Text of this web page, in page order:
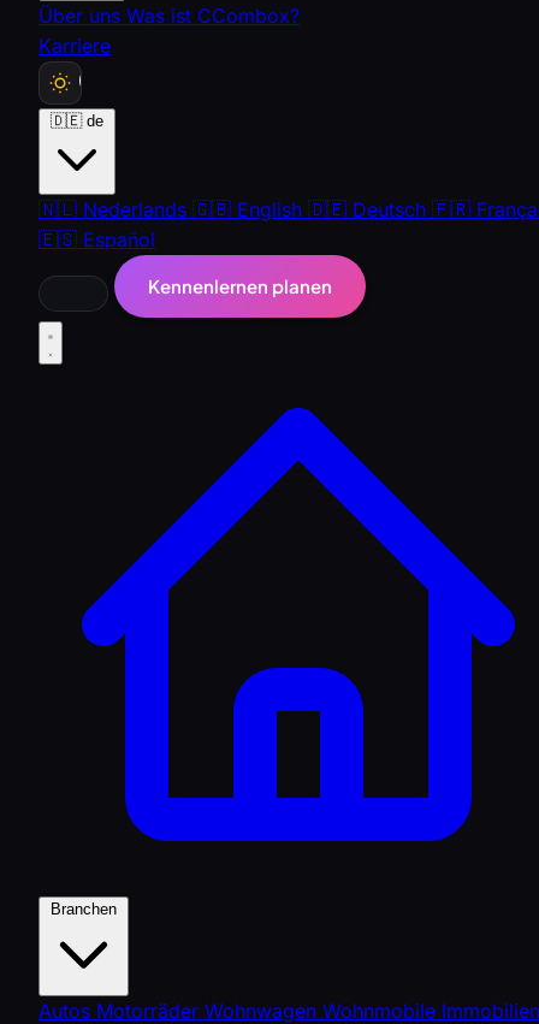
Über uns Was ist CCombox?
Karriere
🇩🇪 de
🇳🇱 Nederlands 🇬🇧 English 🇩🇪 Deutsch 🇫🇷
🇪🇸 Español
Kennenlernen planen
Autos Motorräder Wohnwagen Wohnmobile Immobilien